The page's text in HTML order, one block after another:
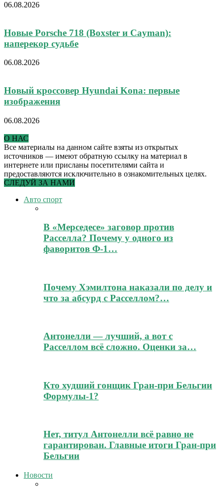
06.08.2026
Новые Porsche 718 (Boxster и Cayman):
наперекор судьбе
06.08.2026
Новый кроссовер Hyundai Kona: первые
изображения
06.08.2026
О НАС
Все материалы на данном сайте взяты из открытых
источников — имеют обратную ссылку на материал в
интернете или присланы посетителями сайта и
предоставляются исключительно в ознакомительных целях.
СЛЕДУЙ ЗА НАМИ
Авто спорт
В «Мерседесе» заговор против
Расселла? Почему у одного из
фаворитов Ф-1…
Почему Хэмилтона наказали по делу и
что за абсурд с Расселлом?…
Антонелли — лучший, а вот с
Расселлом всё сложно. Оценки за…
Кто худший гонщик Гран-при Бельгии
Формулы-1?
Нет, титул Антонелли всё равно не
гарантирован. Главные итоги Гран-при
Бельгии
Новости